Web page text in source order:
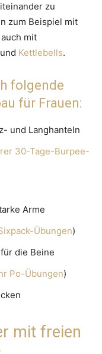
zu
zum Beispiel mit
mit
Kettlebells.
folgende
für Frauen:
und Langhanteln
30-Tage-Burpee-
Arme
Übungen)
die Beine
Po-Übungen)
mit freien